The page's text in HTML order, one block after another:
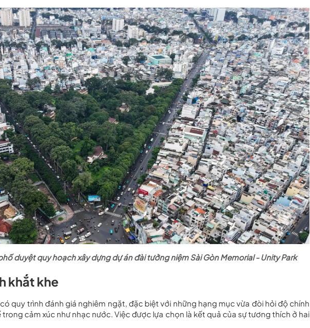
duyệt quy hoạch xây dựng dự án đài tưởng niệm Sài Gòn Memorial - Unity Park
khắt khe
quy trình đánh giá nghiêm ngặt, đặc biệt với những hạng mục vừa đòi hỏi độ chính
cảm xúc như nhạc nước. Việc được lựa chọn là kết quả của sự tương thích ở hai